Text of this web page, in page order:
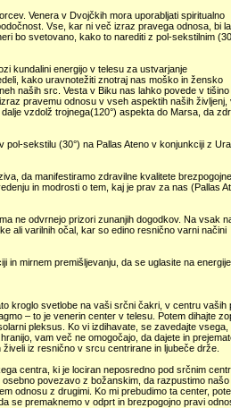
Venera v Dvojčkih mora uporabljati spiritualno
Vse, kar ni več izraz pravega odnosa, bi
bo svetovano, kako to narediti z pol-sekstilnim
kundalini energijo v telesu za ustvarjanje
kako uravnotežiti znotraj nas moško in žensko
naših src. Vesta v Biku nas lahko povede v tišino
pravemu odnosu v vseh aspektih naših življenj,
vzdolž trojnega(120°) aspekta do Marsa, da
sekstilu (30°) na Pallas Ateno v konjunkciji z
da manifestiramo zdravilne kvalitete brezpogojne
in modrosti o tem, kaj je prav za nas (Pallas
ne odvrnejo prizori zunanjih dogodkov. Na vsak
ali varilnih očal, kar so edino resnično varni načini
in mirnem premišljevanju, da se uglasite na energije
kroglo svetlobe na vaši srčni čakri, v centru vaših
– to je venerin center v telesu. Potem dihajte
pleksus. Ko vi izdihavate, se zavedajte vsega,
vam več ne omogočajo, da dajete in
iz resnično v srcu centrirane in ljubeče drže.
centra, ki je lociran neposredno pod srčnim
povezavo z božanskim, da razpustimo našo
odnosu z drugimi. Ko mi prebudimo ta center,
se premaknemo v odprt in brezpogojno pravi